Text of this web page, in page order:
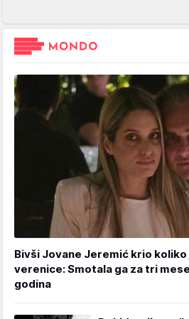
Bivši Jovane Jeremić krio
verenice: Smotala ga za tri
godina